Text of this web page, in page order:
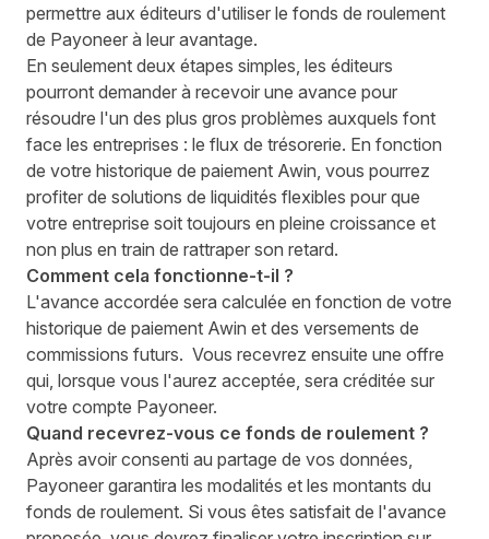
permettre aux éditeurs d'utiliser le fonds de roulement
de Payoneer à leur avantage.
En seulement deux étapes simples, les éditeurs
pourront demander à recevoir une avance pour
résoudre l'un des plus gros problèmes auxquels font
face les entreprises : le flux de trésorerie. En fonction
de votre historique de paiement Awin, vous pourrez
profiter de solutions de liquidités flexibles pour que
votre entreprise soit toujours en pleine croissance et
non plus en train de rattraper son retard.
Comment cela fonctionne-t-il ?
L'avance accordée sera calculée en fonction de votre
historique de paiement Awin et des versements de
commissions futurs. Vous recevrez ensuite une offre
qui, lorsque vous l'aurez acceptée, sera créditée sur
votre compte Payoneer.
Quand recevrez-vous ce fonds de roulement ?
Après avoir consenti au partage de vos données,
Payoneer garantira les modalités et les montants du
fonds de roulement. Si vous êtes satisfait de l'avance